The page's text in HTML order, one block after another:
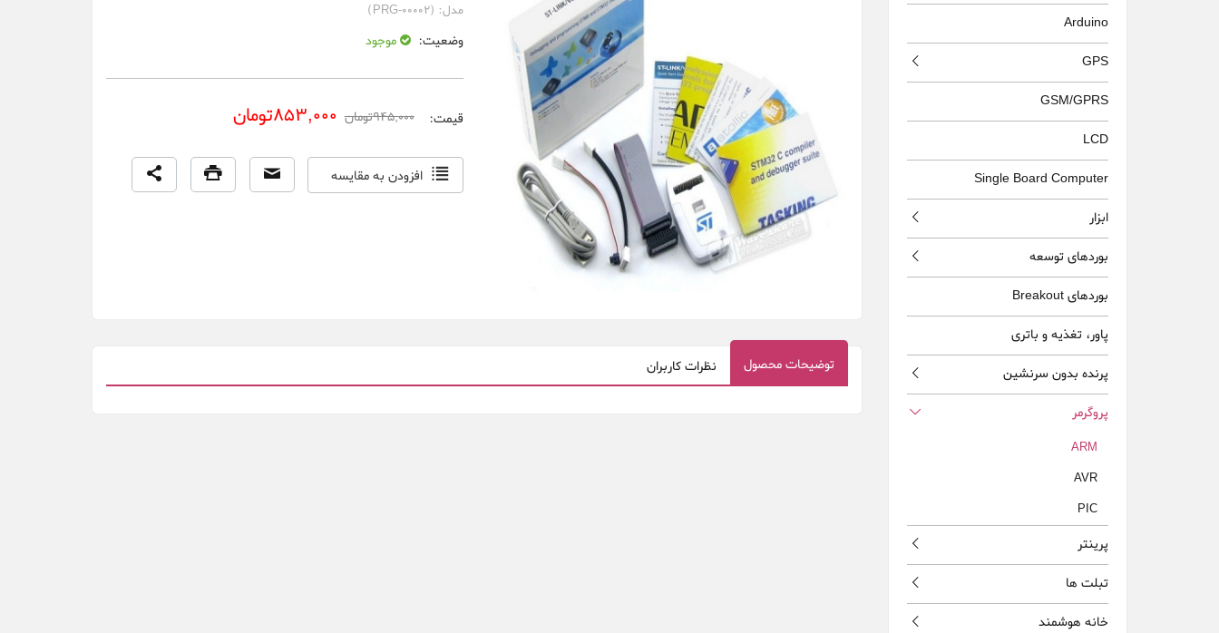
مدل: (PRG-00002)
وضعیت: موجود
قیمت: 945,000تومان 853,000تومان
افزودن به مقایسه
توضیحات محصول نظرات کاربران
Arduino
GPS
GSM/GPRS
LCD
Single Board Computer
ابزار
بوردهای توسعه
بوردهای Breakout
پاور، تغذيه و باتری
پرنده بدون سرنشين
پروگرمر
ARM
AVR
PIC
پرینتر
تبلت ها
خانه هوشمند